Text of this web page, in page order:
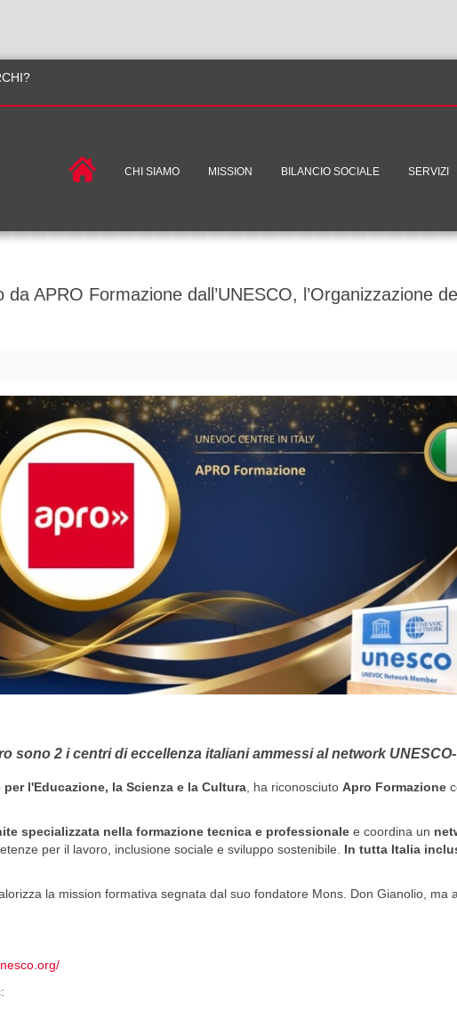
CHI SIAMO MISSION BILANCIO SOCIALE SERVIZI
APRO Formazione dall’UNESCO, l’Organizzazione
sono 2 i centri di eccellenza italiani ammessi al network
per l'Educazione, la Scienza e la Cultura, ha riconosciuto Apro Formazione
specializzata nella formazione tecnica e professionale e coordina un
per il lavoro, inclusione sociale e sviluppo sostenibile. In tutta Italia
la mission formativa segnata dal suo fondatore Mons. Don Gianolio, ma